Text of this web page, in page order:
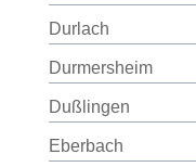
Durlach
Durmersheim
Dußlingen
Eberbach